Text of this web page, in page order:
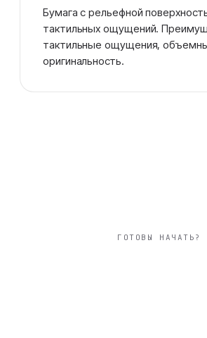
Бумага с рельефной
тактильных ощущений.
тактильные ощущения,
оригинальность.
ГОТОВЫ НАЧАТЬ?